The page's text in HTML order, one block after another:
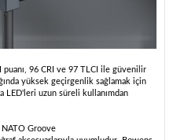
96 CRI ve 97 TLCI ile güvenilir
yüksek geçirgenlik sağlamak için
LED'leri uzun süreli kullanımdan
Groove